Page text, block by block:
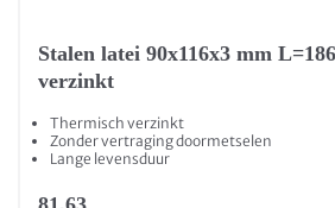
Stalen latei 90x116x3 mm
verzinkt
Thermisch verzinkt
Zonder vertraging doormetselen
Lange levensduur